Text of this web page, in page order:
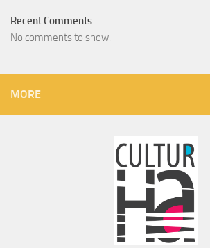
Recent Comments
No comments to show.
MORE